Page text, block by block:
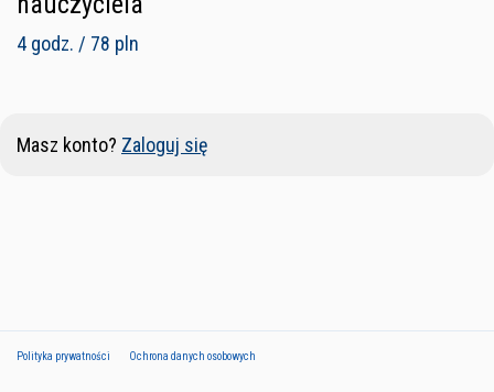
4 godz. / 78 pln
Masz konto? Zaloguj się
Polityka prywatności Ochrona danych osobowych